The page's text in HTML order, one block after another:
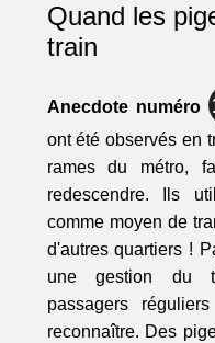
Quand les
train
Anecdote numéro
ont été observés en
rames du métro,
redescendre. Ils
comme moyen de
d'autres quartiers !
une gestion du
passagers
reconnaître. Des